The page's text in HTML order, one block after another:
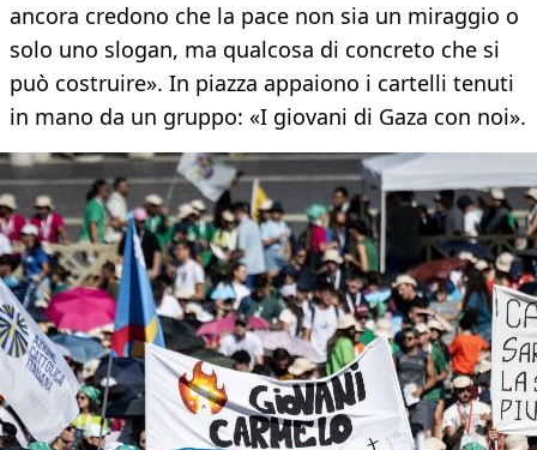
ancora credono che la pace non sia un miraggio o
solo uno slogan, ma qualcosa di concreto che si
può costruire». In piazza appaiono i cartelli tenuti
in mano da un gruppo: «I giovani di Gaza con noi».